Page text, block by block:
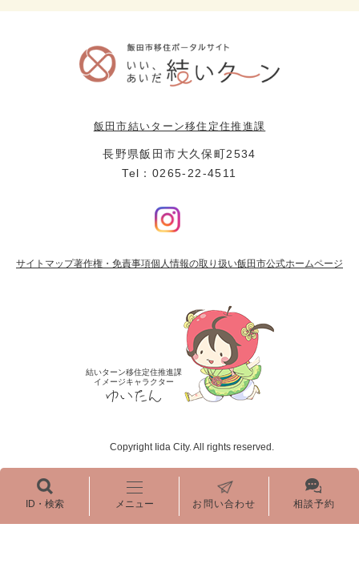
ID・検索 メニュー お問い合わせ 相談予約
飯田市結いターン移住定住推進課
長野県飯田市大久保町2534
Tel：0265-22-4511
サイトマップ著作権・免責事項個人情報の取り扱い飯田市公式ホームページ
結いターン移住定住推進課
イメージキャラクター
Copyright Iida City. All rights reserved.